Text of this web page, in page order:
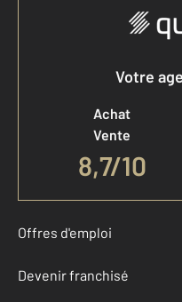
Votre
Achat
Vente
8,7/10
Offres d'emploi
Devenir franchisé